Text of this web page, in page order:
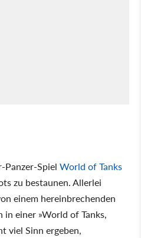
Panzer-Spiel World of Tanks
zu bestaunen. Allerlei
einem hereinbrechenden
einer »World of Tanks,
viel Sinn ergeben,